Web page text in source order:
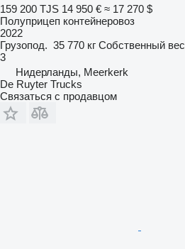
159 200 TJS 14 950 € ≈ 17 270 $
Полуприцеп контейнеровоз
2022
Грузопод. 35 770 кг Собственный вес
3
Нидерланды, Meerkerk
De Ruyter Trucks
Связаться с продавцом